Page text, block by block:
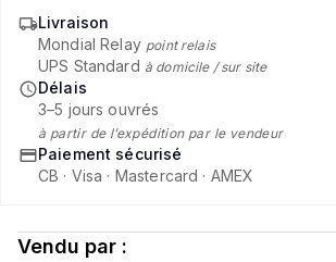
Livraison
Mondial Relay point relais
UPS Standard à domicile / sur site
Délais
3–5 jours ouvrés
à partir de l’expédition par le vendeur
Paiement sécurisé
CB · Visa · Mastercard · AMEX
Vendu par :